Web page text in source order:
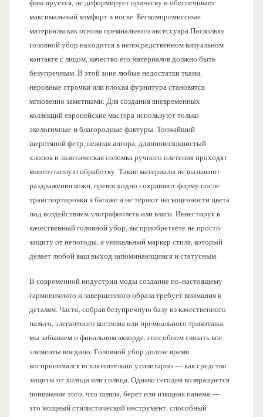
фиксируется, не деформирует прическу и обеспечивает
максимальный комфорт в носке. Бескомпромиссные
материалы как основа премиального аксессуара Поскольку
головной убор находится в непосредственном визуальном
контакте с лицом, качество его материалов должно быть
безупречным. В этой зоне любые недостатки ткани,
неровные строчки или плохая фурнитура становятся
мгновенно заметными. Для создания вневременных
коллекций европейские мастера используют только
экологичные и благородные фактуры. Тончайший
шерстяной фетр, нежная ангора, длинноволокнистый
хлопок и экзотическая соломка ручного плетения проходят
многоэтапную обработку. Такие материалы не вызывают
раздражения кожи, превосходно сохраняют форму после
транспортировки в багаже и не теряют насыщенности цвета
под воздействием ультрафиолета или влаги. Инвестируя в
качественный головной убор, вы приобретаете не просто
защиту от непогоды, а уникальный маркер стиля, который
делает любой ваш выход запоминающимся и статусным.
В современной индустрии моды создание по-настоящему
гармоничного и завершенного образа требует внимания к
деталям. Часто, собрав безупречную базу из качественного
пальто, элегантного костюма или премиального трикотажа,
мы забываем о финальном аккорде, способном связать все
элементы воедино. Головной убор долгое время
воспринимался исключительно утилитарно — как средство
защиты от холода или солнца. Однако сегодня возвращается
понимание того, что шляпа, берет или изящная панама —
это мощный стилистический инструмент, способный